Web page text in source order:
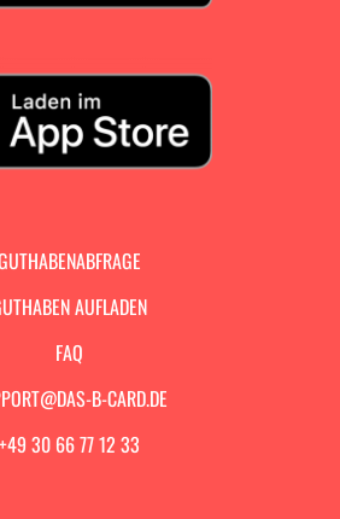
AUFLADEN
FAQ
B-CARD.DE
+49 30 66 77 12 33